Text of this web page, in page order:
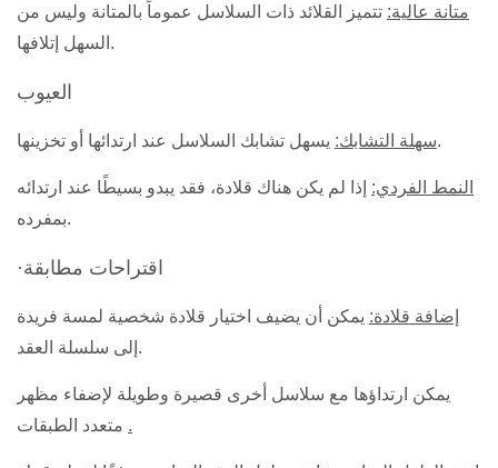
متانة عالية: تتميز القلائد ذات السلاسل عموماً بالمتانة وليس من
السهل إتلافها.
العيوب
سهلة التشابك:يسهل تشابك السلاسل عند ارتدائها أو تخزينها.
النمط الفردي: إذا لم يكن هناك قلادة، فقد يبدو بسيطًا عند ارتدائه
بمفرده.
·اقتراحات مطابقة
إضافة قلادة: يمكن أن يضيف اختيار قلادة شخصية لمسة فريدة
إلى سلسلة العقد.
يمكن ارتداؤها مع سلاسل أخرى قصيرة وطويلة لإضفاء مظهر
متعدد الطبقات .